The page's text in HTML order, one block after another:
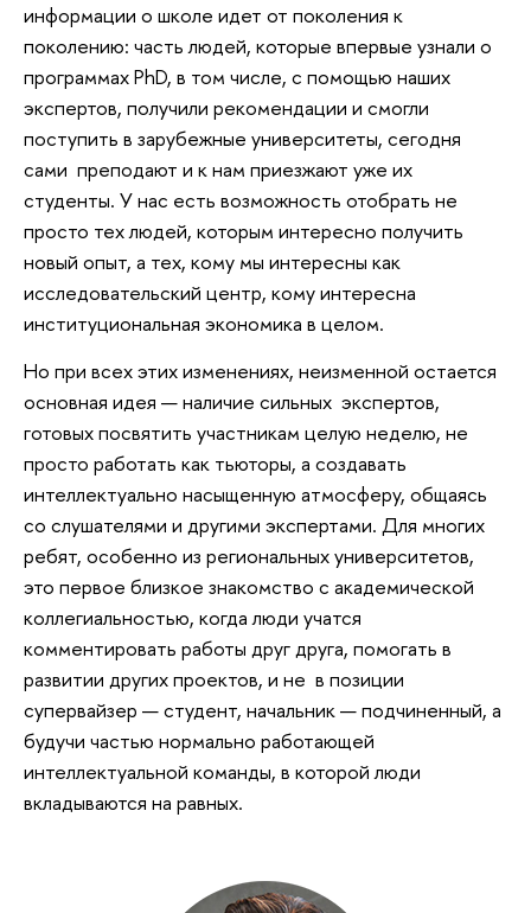
информации о школе идет от поколения к
поколению: часть людей, которые впервые узнали о
программах PhD, в том числе, с помощью наших
экспертов, получили рекомендации и смогли
поступить в зарубежные университеты, сегодня
сами преподают и к нам приезжают уже их
студенты. У нас есть возможность отобрать не
просто тех людей, которым интересно получить
новый опыт, а тех, кому мы интересны как
исследовательский центр, кому интересна
институциональная экономика в целом.
Но при всех этих изменениях, неизменной остается
основная идея — наличие сильных экспертов,
готовых посвятить участникам целую неделю, не
просто работать как тьюторы, а создавать
интеллектуально насыщенную атмосферу, общаясь
со слушателями и другими экспертами. Для многих
ребят, особенно из региональных университетов,
это первое близкое знакомство с академической
коллегиальностью, когда люди учатся
комментировать работы друг друга, помогать в
развитии других проектов, и не в позиции
супервайзер — студент, начальник — подчиненный, а
будучи частью нормально работающей
интеллектуальной команды, в которой люди
вкладываются на равных.